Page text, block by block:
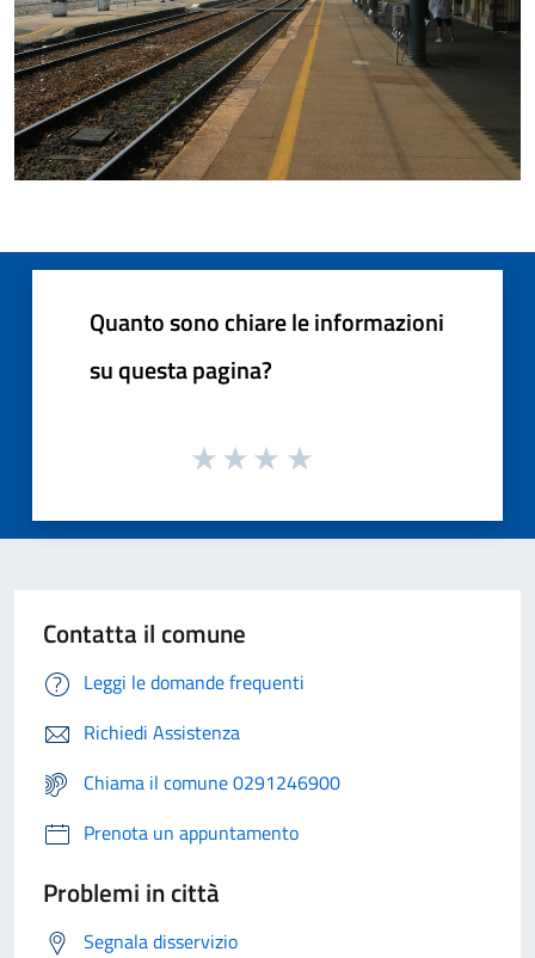
Quanto sono chiare le informazioni
su questa pagina?
Contatta il comune
Leggi le domande frequenti
Richiedi Assistenza
Chiama il comune 0291246900
Prenota un appuntamento
Problemi in città
Segnala disservizio